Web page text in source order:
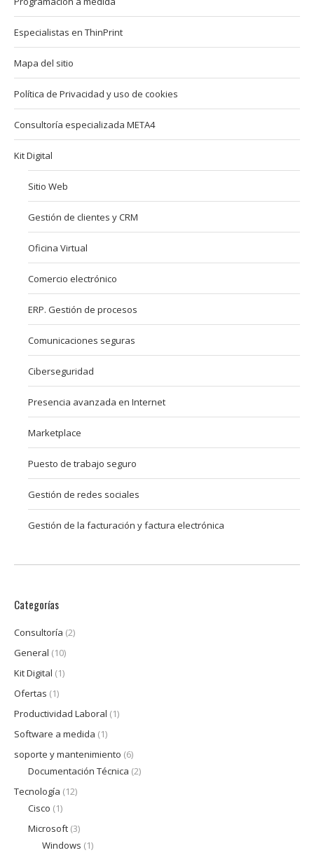
Especialistas en ThinPrint
Mapa del sitio
Política de Privacidad y uso de cookies
Consultoría especializada META4
Kit Digital
Sitio Web
Gestión de clientes y CRM
Oficina Virtual
Comercio electrónico
ERP. Gestión de procesos
Comunicaciones seguras
Ciberseguridad
Presencia avanzada en Internet
Marketplace
Puesto de trabajo seguro
Gestión de redes sociales
Gestión de la facturación y factura electrónica
Categorías
Consultoría (2)
General (10)
Kit Digital (1)
Ofertas (1)
Productividad Laboral (1)
Software a medida (1)
soporte y mantenimiento (6)
Documentación Técnica (2)
Tecnología (12)
Cisco (1)
Microsoft (3)
Windows (1)